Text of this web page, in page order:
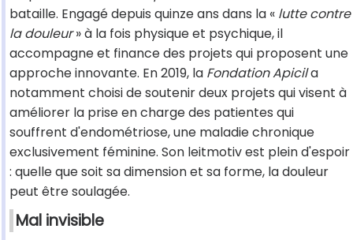
bataille. Engagé depuis quinze ans dans la « lutte contre
la douleur» à la fois physique et psychique, il
accompagne et finance des projets qui proposent une
approche innovante. En 2019, la Fondation Apicila
notamment choisi de soutenir deux projets qui visent à
améliorer la prise en charge des patientes qui
souffrent d'endométriose, une maladie chronique
exclusivement féminine. Son leitmotiv est plein d'espoir
: quelle que soit sa dimension et sa forme, la douleur
peut être soulagée.
Mal invisible